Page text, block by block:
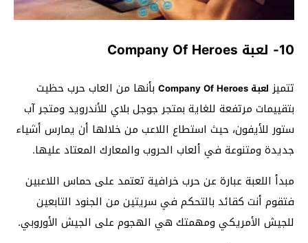
10- لعبة Company Of Heroes
تتميز لعبة Company Of Heroes
بأنها من العاب حرب حظيت
بتقييمات مرتفعة للغاية بمتجر جوجل بلاي للأندرويد ومتجر آب
ستور للأيفون، حيث استطاع اللاعب من خلالها أن يمارس أشياء
جديدة ومتنوعة في ألعاب الحروب والمعارك المعتاد عليها.
مبدأ اللعبة عبارة عن حرب خرافية تعتمد على حماس اللاعبين
فتقوم أنت كقائد بالتحكم في سريتين من الجنود التابعين
للجيش الأمريكي ومهمتك هي الهجوم على الجيش الأوروبي.